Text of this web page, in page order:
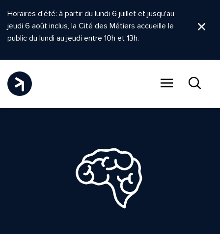
Horaires d'été: à partir du lundi 6 juillet et jusqu'au
jeudi 6 août inclus, la Cité des Métiers accueille le
public du lundi au jeudi entre 10h et 13h.